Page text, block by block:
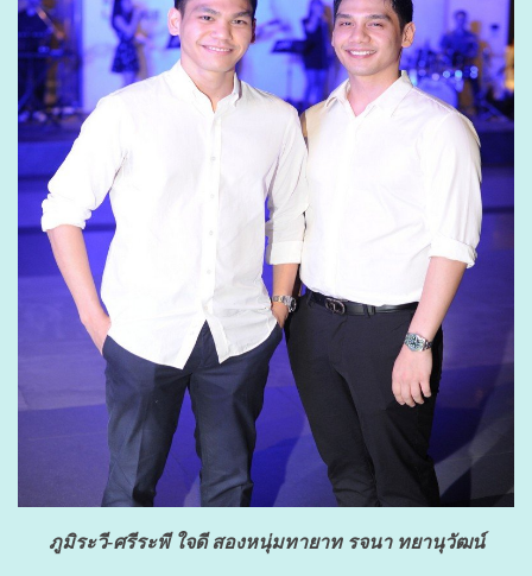
ภูมิระวี-ศรีระพี ใจดี สองหนุ่มทายาท รจนา ทยานุวัฒน์